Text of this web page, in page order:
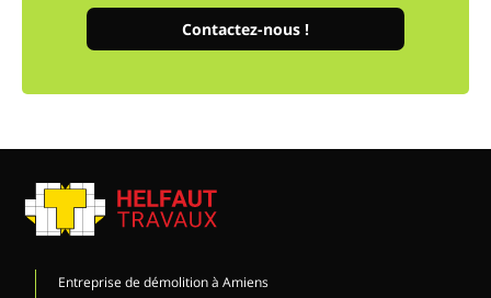
Contactez-nous !
Entreprise de démolition à Amiens